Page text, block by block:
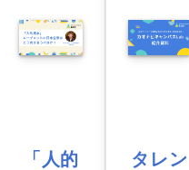
「人的
タレン